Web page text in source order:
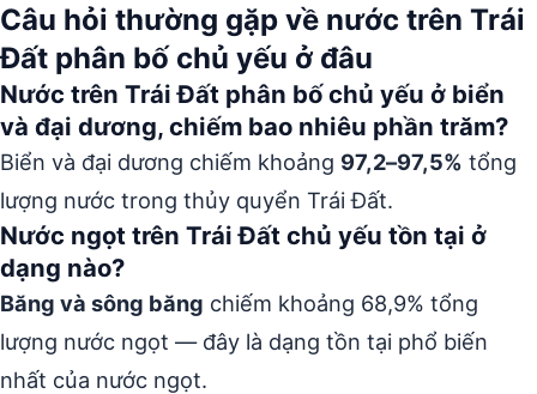
Câu hỏi thường gặp về nước trên Trái
Đất phân bố chủ yếu ở đâu
Nước trên Trái Đất phân bố chủ yếu ở biển
và đại dương, chiếm bao nhiêu phần trăm?
Biển và đại dương chiếm khoảng 97,2–97,5% tổng
lượng nước trong thủy quyển Trái Đất.
Nước ngọt trên Trái Đất chủ yếu tồn tại ở
dạng nào?
Băng và sông băng chiếm khoảng 68,9% tổng
lượng nước ngọt — đây là dạng tồn tại phổ biến
nhất của nước ngọt.